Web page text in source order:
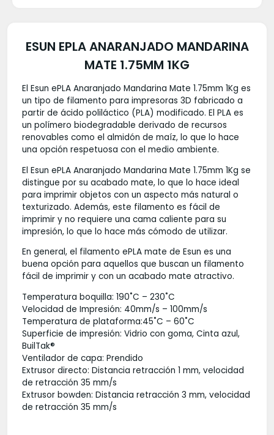
ESUN EPLA ANARANJADO MANDARINA
MATE 1.75MM 1KG
El Esun ePLA Anaranjado Mandarina Mate 1.75mm 1Kg es
un tipo de filamento para impresoras 3D fabricado a
partir de ácido poliláctico (PLA) modificado. El PLA es
un polímero biodegradable derivado de recursos
renovables como el almidón de maíz, lo que lo hace
una opción respetuosa con el medio ambiente.
El Esun ePLA Anaranjado Mandarina Mate 1.75mm 1Kg se
distingue por su acabado mate, lo que lo hace ideal
para imprimir objetos con un aspecto más natural o
texturizado. Además, este filamento es fácil de
imprimir y no requiere una cama caliente para su
impresión, lo que lo hace más cómodo de utilizar.
En general, el filamento ePLA mate de Esun es una
buena opción para aquellos que buscan un filamento
fácil de imprimir y con un acabado mate atractivo.
Temperatura boquilla: 190˚C – 230˚C
Velocidad de Impresión: 40mm/s – 100mm/s
Temperatura de plataforma:45˚C – 60˚C
Superficie de impresión: Vidrio con goma, Cinta azul,
BuilTak®
Ventilador de capa: Prendido
Extrusor directo: Distancia retracción 1 mm, velocidad
de retracción 35 mm/s
Extrusor bowden: Distancia retracción 3 mm, velocidad
de retracción 35 mm/s